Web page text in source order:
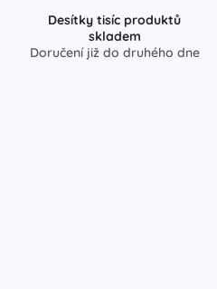
Desítky tisíc produktů
skladem
Doručení již do druhého dne